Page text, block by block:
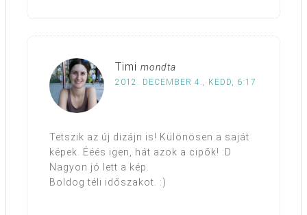
Timi mondta
2012. DECEMBER 4., KEDD, 6:17
Tetszik az új dizájn is! Különösen a saját
képek. Ééés igen, hát azok a cipők! :D
Nagyon jó lett a kép.
Boldog téli időszakot. :)